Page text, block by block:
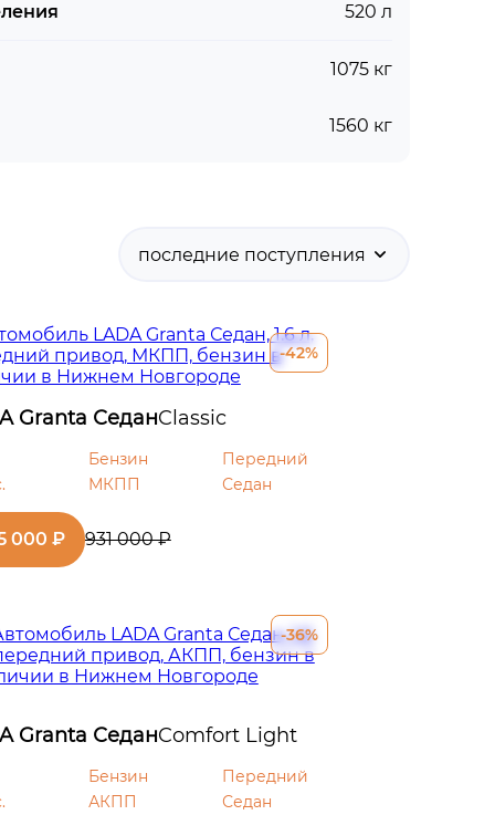
520 л
1075 кг
1560 кг
последние поступления
-42%
Granta СеданClassic
Бензин
Передний
МКПП Седан
000 ₽ 931 000 ₽
-36%
Granta СеданComfort Light
Бензин
Передний
АКПП Седан